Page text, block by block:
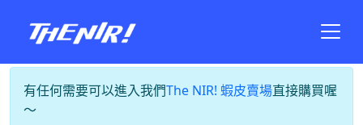
有任何需要可以進入我們The NIR! 蝦皮賣場直接購買喔
～